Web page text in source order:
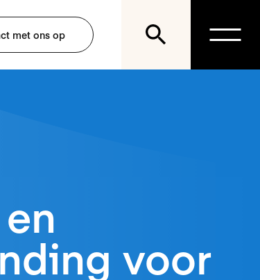
met ons op
voor